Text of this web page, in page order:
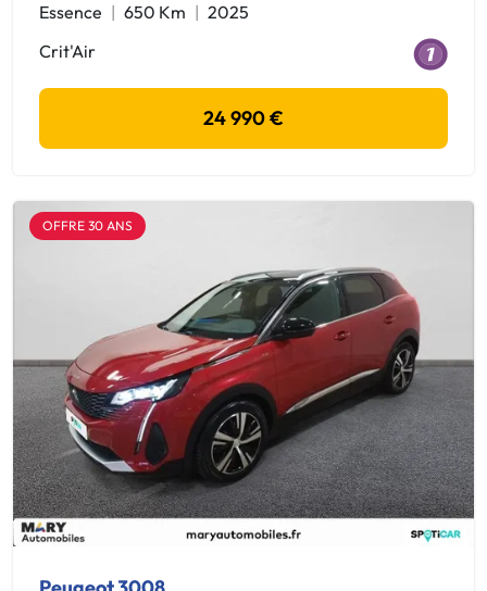
Essence 650 Km
2025
Crit'Air
24 990 €
OFFRE 30 ANS